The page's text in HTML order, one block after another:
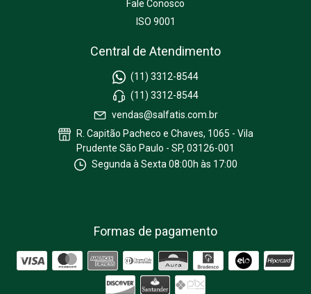
Fale Conosco
ISO 9001
Central de Atendimento
(11) 3312-8544
(11) 3312-8544
vendas@salfatis.com.br
R. Capitão Pacheco e Chaves, 1065 - Vila
Prudente São Paulo - SP, 03126-001
Segunda à Sexta 08:00h às 17:00
Formas de pagamento